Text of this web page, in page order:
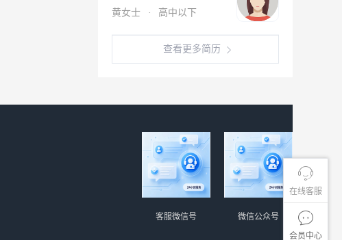
在线客服
会员中心
黄女士 · 高中以下
查看更多简历
微信公众号
客服微信号